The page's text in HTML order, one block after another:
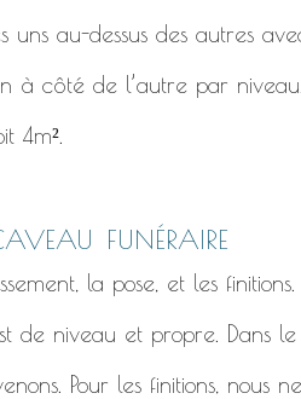
uns au-dessus des autres
à côté de l’autre par
4m².
funéraire
la pose, et les
niveau et propre. Dans
Pour les finitions, nous